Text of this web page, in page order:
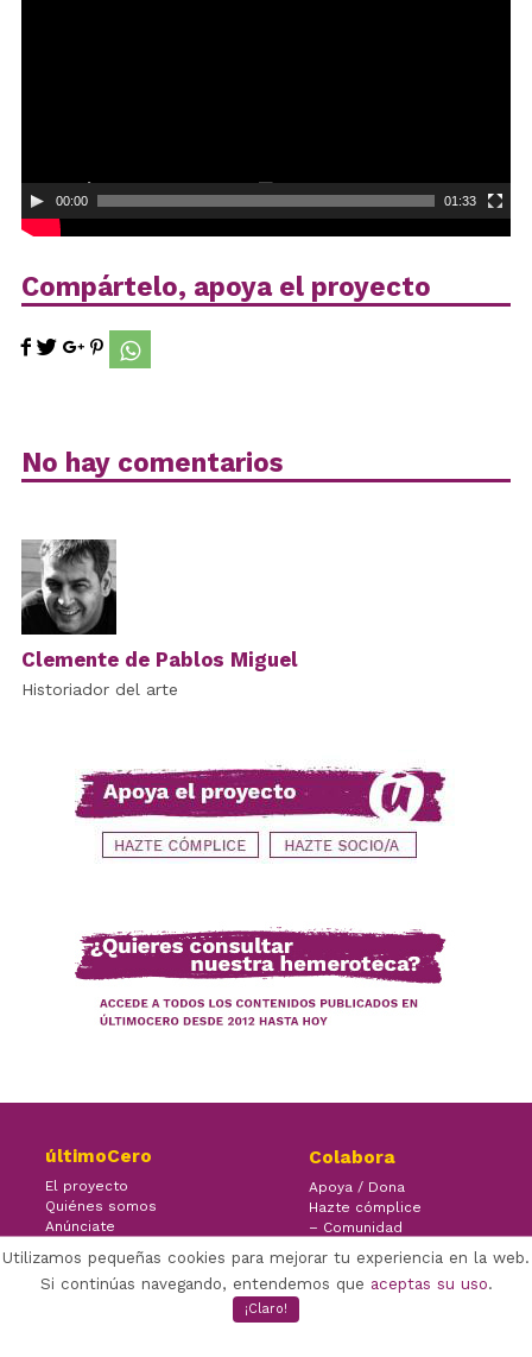
00:00 01:33
Compártelo, apoya el proyecto
No hay comentarios
Clemente de Pablos Miguel
Historiador del arte
últimoCero
El proyecto
Quiénes somos
Anúnciate
Colabora
Apoya / Dona
Hazte cómplice
– Comunidad
Utilizamos pequeñas cookies para mejorar tu experiencia en la web.
Si continúas navegando, entendemos que aceptas su uso.
¡Claro!